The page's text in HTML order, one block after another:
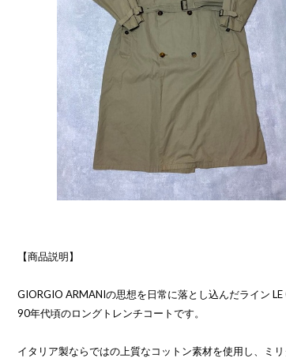
【商品説明】
GIORGIO ARMANIの思想を日常に落とし込んだライン
90年代頃のロングトレンチコートです。
イタリア製ならではの上質なコットン素材を使用し、ミ